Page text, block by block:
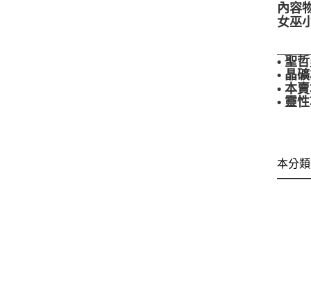
內容
女巫
• 聖
• 晶
• 本
• 靈
本分